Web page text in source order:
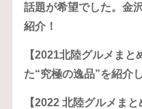
話題が希望でした。金
紹介！
【2021北陸グルメま
た“究極の逸品”を紹介
【2022 北陸グルメま